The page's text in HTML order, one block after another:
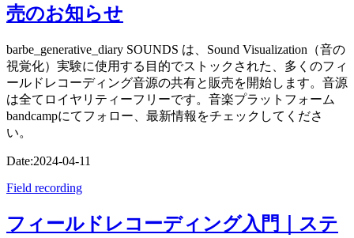
売のお知らせ
barbe_generative_diary SOUNDS は、Sound Visualization（音の
視覚化）実験に使用する目的でストックされた、多くのフィ
ールドレコーディング音源の共有と販売を開始します。音源
は全てロイヤリティーフリーです。音楽プラットフォーム
bandcampにてフォロー、最新情報をチェックしてくださ
い。
Date:2024-04-11
Field recording
フィールドレコーディング入門｜ステ